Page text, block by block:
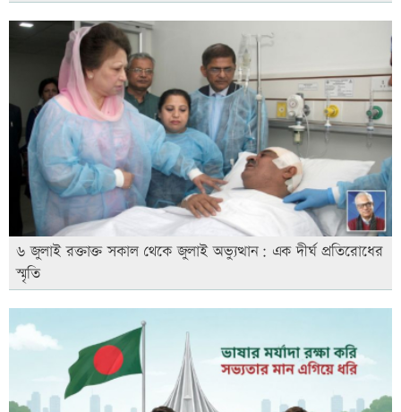
৬ জুলাই রক্তাক্ত সকাল থেকে জুলাই অভ্যুত্থান: এক দীর্ঘ প্রতিরোধের
স্মৃতি